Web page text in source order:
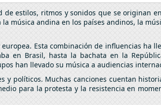
estilos, ritmos y sonidos que se originan
música andina en los países andinos, la
Esta combinación de influencias ha
en Brasil, hasta la bachata en la
han llevado su música a audiencias
y políticos. Muchas canciones cuentan
para la protesta y la resistencia en